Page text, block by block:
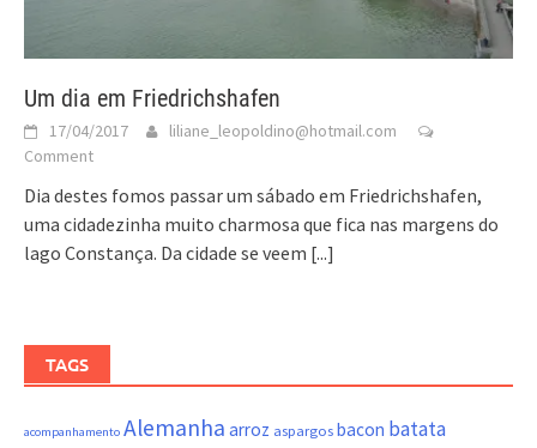
Um dia em Friedrichshafen
17/04/2017
liliane_leopoldino@hotmail.com
Comment
Dia destes fomos passar um sábado em Friedrichshafen,
uma cidadezinha muito charmosa que fica nas margens do
lago Constança. Da cidade se veem [...]
TAGS
acompanhamento Alemanha arroz aspargos bacon batata